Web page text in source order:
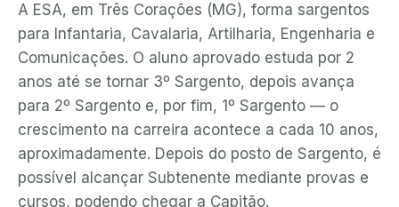
A ESA, em Três Corações (MG), forma sargentos
para Infantaria, Cavalaria, Artilharia, Engenharia e
Comunicações. O aluno aprovado estuda por 2
anos até se tornar 3º Sargento, depois avança
para 2º Sargento e, por fim, 1º Sargento — o
crescimento na carreira acontece a cada 10 anos,
aproximadamente. Depois do posto de Sargento, é
possível alcançar Subtenente mediante provas e
cursos, podendo chegar a Capitão.